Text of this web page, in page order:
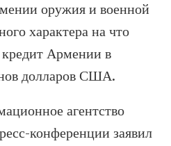
оружия и военной
характера на что
кредит Армении в
долларов США.
агентство
конференции заявил